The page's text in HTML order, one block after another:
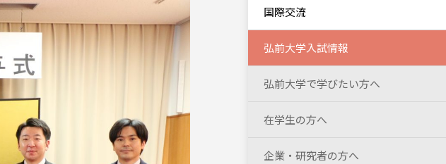
国際交流
弘前大学入試情報
弘前大学で学びたい方へ
在学生の方へ
企業・研究者の方へ